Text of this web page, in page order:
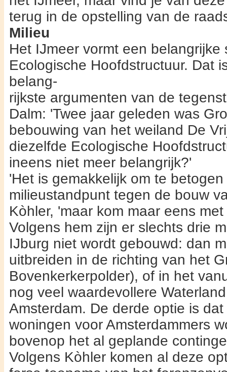
terug in de opstelling van de
Milieu
Het IJmeer vormt een belangrijke
Ecologische Hoofd­structuur. Dat
belang-
rijkste argumenten van de
Dalm: 'Twee jaar ge­leden was
bebou­wing van het weiland De
diezelfde Ecologische
ineens niet meer belangrijk?'
'Het is gemakkelijk om te
milieustandpunt tegen de bouw
Kòhler, 'maar kom maar eens
Volgens hem zijn er slechts drie
IJburg niet wordt gebouwd: dan
uitbreiden in de richting van het
Bovenkerkerpolder), of in het
nog veel waardevollere
Amsterdam. De derde optie is
woningen voor Amsterdammers
bovenop het al geplande
Volgens Kòhler komen al deze